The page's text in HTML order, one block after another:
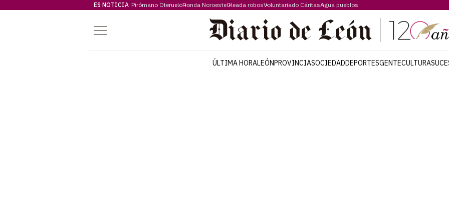
ES NOTICIA Pirómano OterueloRonda NoroesteOleada robosVoluntariado CáritasAgua pueblos
Menú
ÚLTIMA HORALEÓNPROVINCIASOCIEDADDEPORTESGENTECULTURA